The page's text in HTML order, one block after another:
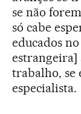
se não
só cabe
educados
estrangeira]
trabalho, se
especialista.